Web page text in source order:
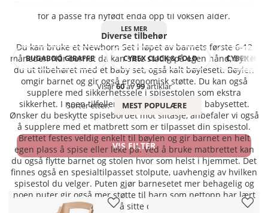
for å passe fra nyfødt enda opp til voksen alder.
Diverse tilbehør
Du kan bruke et Newborn Set i løpet av barnets første 6-12
måneder. Når barnet da kan sitte stødig på egen hånd, bytter
du ut tilbehøret med et baby set, også kalt bøylesett. Bøylen
omgir barnet og gir også ergonomisk støtte. Du kan også
supplere med sikkerhetssele i spisestolen som ekstra
sikkerhet. I noen tilfeller er en sele inkludert i babysettet.
Ønsker du beskytte spisebordet mot slitasje, anbefaler vi også
å supplere med et matbrett som er tilpasset din spisestol.
Brettet festes veldig enkelt til bøylen og gir barnet en helt
egen plass å spise eller leke på. Ved å bruke matbrettet kan
du også flytte barnet og stolen hvor som helst i hjemmet. Det
finnes også en spesialtilpasset stolpute, uavhengig av hvilken
spisestol du velger. Puten gjør barnesetet mer behagelig og
noen puter gir også mer støtte til barn som nettopp har lært
seg å sitte opp.
BUGABOO GIRAFFE CYBEX CLICK & FOLD CYBEX IRIS
Visar60av99artiklar
Sorter etter:
MEST POPULÆRE
VIS FILTER